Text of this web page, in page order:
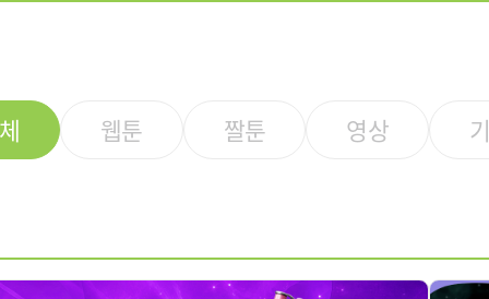
웹툰 짤툰 영상